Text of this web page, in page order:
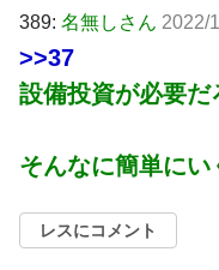
389: 名無しさん 2022/
>>37
設備投資が必要だ
そんなに簡単にい
レスにコメント